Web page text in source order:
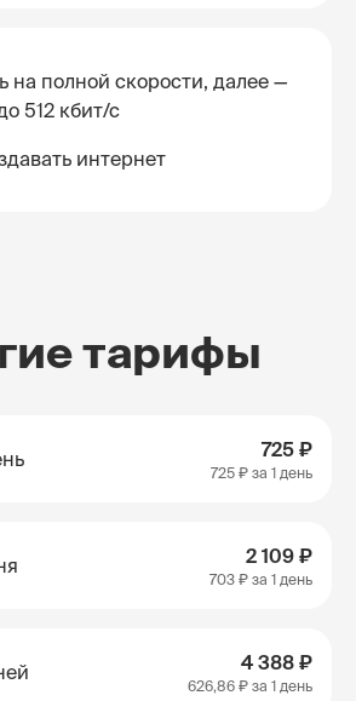
на полной скорости, далее —
512 кбит/с
интернет
тарифы
725 ₽
725 ₽ за 1 день
2 109 ₽
703 ₽ за 1 день
4 388 ₽
626,86 ₽ за 1 день